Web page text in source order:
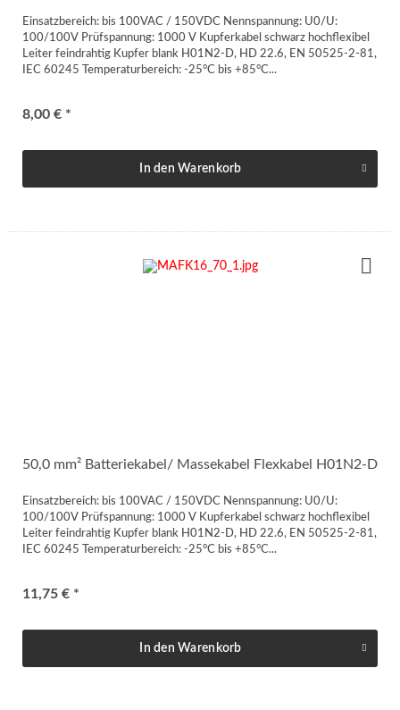
Einsatzbereich: bis 100VAC / 150VDC Nennspannung: U0/U:
100/100V Prüfspannung: 1000 V Kupferkabel schwarz hochflexibel
Leiter feindrahtig Kupfer blank H01N2-D, HD 22.6, EN 50525-2-81,
IEC 60245 Temperaturbereich: -25°C bis +85°C...
8,00 € *
In den Warenkorb
50,0 mm² Batteriekabel/ Massekabel Flexkabel H01N2-D
Einsatzbereich: bis 100VAC / 150VDC Nennspannung: U0/U:
100/100V Prüfspannung: 1000 V Kupferkabel schwarz hochflexibel
Leiter feindrahtig Kupfer blank H01N2-D, HD 22.6, EN 50525-2-81,
IEC 60245 Temperaturbereich: -25°C bis +85°C...
11,75 € *
In den Warenkorb